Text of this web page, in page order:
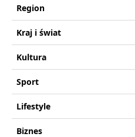
Region
Kraj i świat
Kultura
Sport
Lifestyle
Biznes